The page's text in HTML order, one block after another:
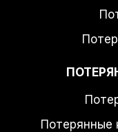
Потерянные